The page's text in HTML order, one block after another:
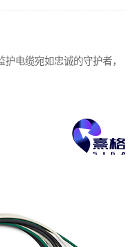
电缆宛如忠诚的守护者，